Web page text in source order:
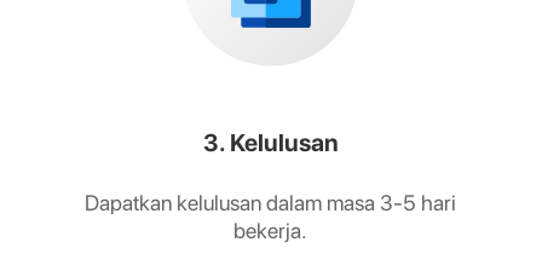
3. Kelulusan
Dapatkan kelulusan dalam masa 3-5 hari
bekerja.